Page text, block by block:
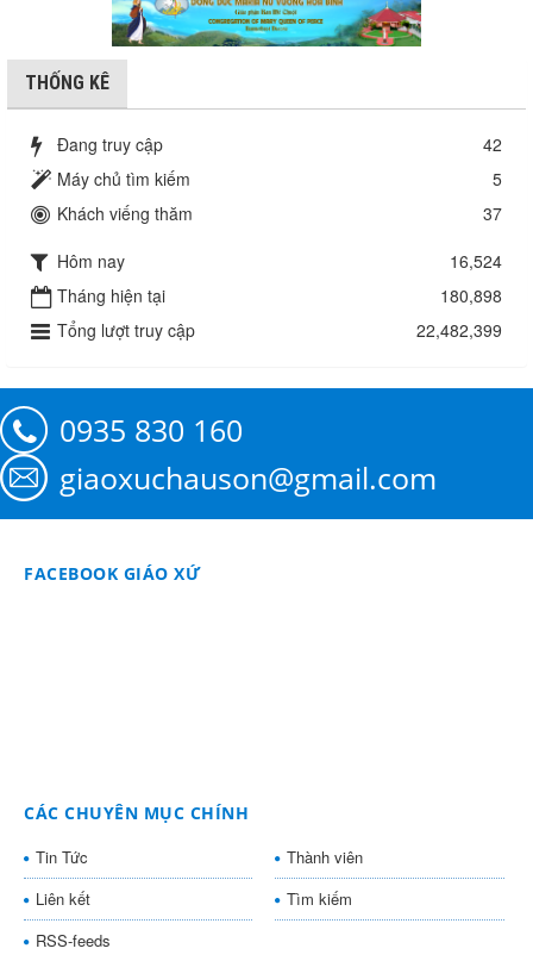
THỐNG KÊ
Đang truy cập
42
Máy chủ tìm kiếm
5
Khách viếng thăm
37
Hôm nay
16,524
Tháng hiện tại
180,898
Tổng lượt truy cập
22,482,399
0935 830 160
giaoxuchauson@gmail.com
FACEBOOK GIÁO XỨ
CÁC CHUYÊN MỤC CHÍNH
Tin Tức
Thành viên
Liên kết
Tìm kiếm
RSS-feeds